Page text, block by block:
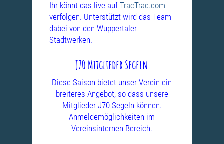
Ihr könnt das live auf TracTrac.com
verfolgen. Unterstützt wird das Team
dabei von den Wuppertaler
Stadtwerken.
J70 Mitglieder Segeln
Diese Saison bietet unser Verein ein
breiteres Angebot, so dass unsere
Mitglieder J70 Segeln können.
Anmeldemöglichkeiten im
Vereinsinternen Bereich.